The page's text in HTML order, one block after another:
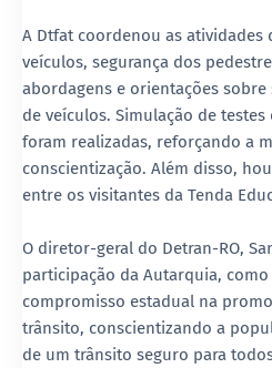
A Dtfat coordenou as
veículos, segurança dos
abordagens e orientações
de veículos. Simulação de
foram realizadas, reforçando a
conscientização. Além disso,
entre os visitantes da Tenda
O diretor-geral do Detran-RO,
participação da Autarquia,
compromisso estadual na
trânsito, conscientizando a
de um trânsito seguro para